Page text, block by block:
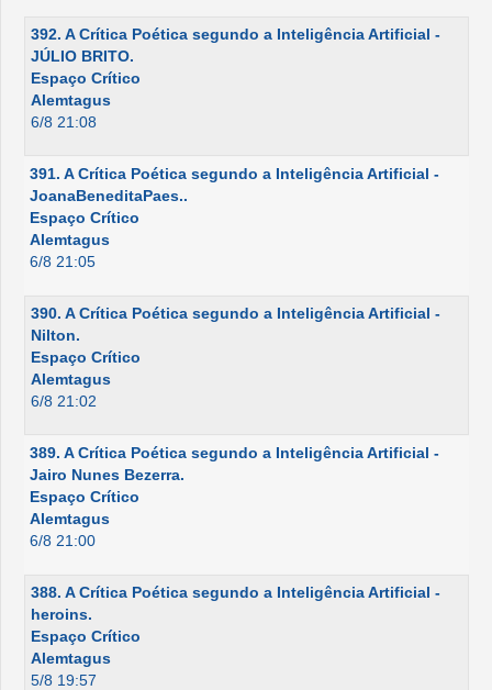
392. A Crítica Poética segundo a Inteligência Artificial -
JÚLIO BRITO.
Espaço Crítico
Alemtagus
6/8 21:08
391. A Crítica Poética segundo a Inteligência Artificial -
JoanaBeneditaPaes..
Espaço Crítico
Alemtagus
6/8 21:05
390. A Crítica Poética segundo a Inteligência Artificial -
Nilton.
Espaço Crítico
Alemtagus
6/8 21:02
389. A Crítica Poética segundo a Inteligência Artificial -
Jairo Nunes Bezerra.
Espaço Crítico
Alemtagus
6/8 21:00
388. A Crítica Poética segundo a Inteligência Artificial -
heroins.
Espaço Crítico
Alemtagus
5/8 19:57